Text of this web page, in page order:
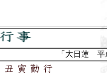
「大日蓮 平